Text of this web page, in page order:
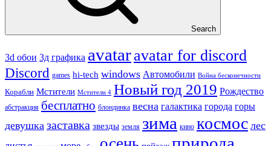
Search
3d обои 3д графика avataravatar for discord
Discord games hi-tech windows Автомобили Война бесконечности
Корабли Мстители Мстители 4 Новый год 2019 Рождество
абстракция бесплатно блондинка весна галактика города горы
девушка заставка звезды земля зима кино космос лес